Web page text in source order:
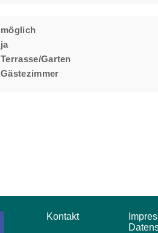
möglich
ja
Terrasse/Garten
Gästezimmer
Kontakt